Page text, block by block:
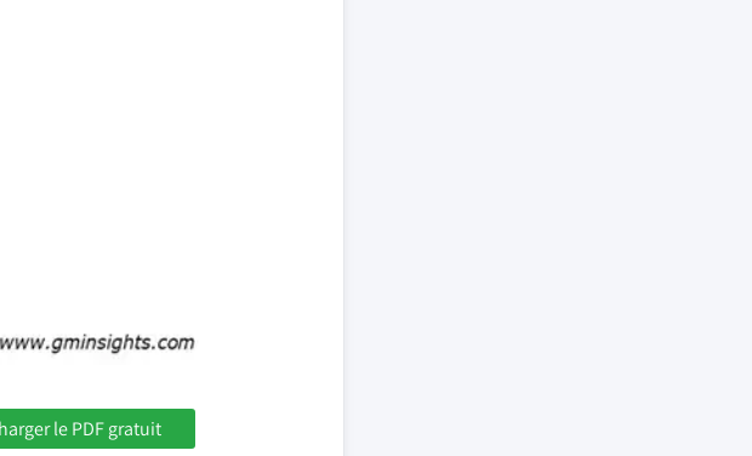
le PDF gratuit